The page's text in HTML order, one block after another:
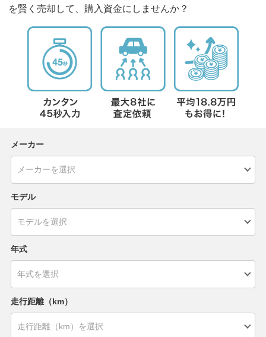
を賢く売却して、購入資金にしませんか？
メーカー
モデル
年式
走行距離（km）